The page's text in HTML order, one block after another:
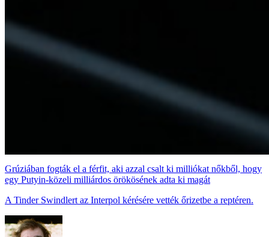
Grúziában fogták el a férfit, aki azzal csalt ki milliókat nőkből, hogy
egy Putyin-közeli milliárdos örökösének adta ki magát
A Tinder Swindlert az Interpol kérésére vették őrizetbe a reptéren.